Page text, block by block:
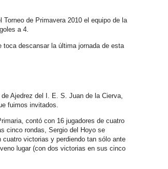
Torneo de Primavera 2010 el equipo de la
a 4.
descansar la última jornada de esta
Ajedrez del I. E. S. Juan de la Cierva,
fuimos invitados.
contó con 16 jugadores de cuatro
cinco rondas, Sergio del Hoyo se
cuatro victorias y perdiendo tan sólo ante
lugar (con dos victorias en sus cinco